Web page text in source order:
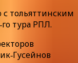
тольяттинским
тура РПЛ.